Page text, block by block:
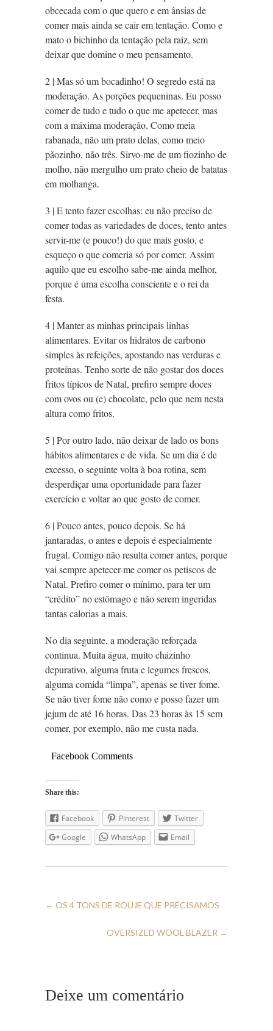
obcecada com o que quero e em ânsias de
comer mais ainda se cair em tentação. Como e
mato o bichinho da tentação pela raiz, sem
deixar que domine o meu pensamento.
2 | Mas só um bocadinho! O segredo está na
moderação. As porções pequeninas. Eu posso
comer de tudo e tudo o que me apetecer, mas
com a máxima moderação. Como meia
rabanada, não um prato delas, como meio
pãozinho, não três. Sirvo-me de um fiozinho de
molho, não mergulho um prato cheio de batatas
em molhanga.
3 | E tento fazer escolhas: eu não preciso de
comer todas as variedades de doces, tento antes
servir-me (e pouco!) do que mais gosto, e
esqueço o que comeria só por comer. Assim
aquilo que eu escolho sabe-me ainda melhor,
porque é uma escolha consciente e o rei da
festa.
4 | Manter as minhas principais linhas
alimentares. Evitar os hidratos de carbono
simples às refeições, apostando nas verduras e
proteínas. Tenho sorte de não gostar dos doces
fritos típicos de Natal, prefiro sempre doces
com ovos ou (e) chocolate, pelo que nem nesta
altura como fritos.
5 | Por outro lado, não deixar de lado os bons
hábitos alimentares e de vida. Se um dia é de
excesso, o seguinte volta à boa rotina, sem
desperdiçar uma oportunidade para fazer
exercício e voltar ao que gosto de comer.
6 | Pouco antes, pouco depois. Se há
jantaradas, o antes e depois é especialmente
frugal. Comigo não resulta comer antes, porque
vai sempre apetecer-me comer os petiscos de
Natal. Prefiro comer o mínimo, para ter um
“crédito” no estômago e não serem ingeridas
tantas calorias a mais.
No dia seguinte, a moderação reforçada
continua. Muita água, muito cházinho
depurativo, alguma fruta e legumes frescos,
alguma comida “limpa”, apenas se tiver fome.
Se não tiver fome não como e posso fazer um
jejum de até 16 horas. Das 23 horas às 15 sem
comer, por exemplo, não me custa nada.
Facebook Comments
Share this:
Facebook Pinterest
Twitter
Google
WhatsApp Email
← OS 4 TONS DE ROUJE QUE PRECISAMOS
OVERSIZED WOOL BLAZER →
Deixe um comentário